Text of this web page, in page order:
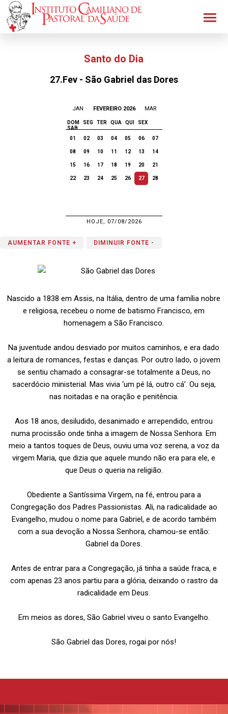
Santo do Dia
27.Fev - São Gabriel das Dores
JAN FEVEREIRO 2026 MAR
DOM SEG TER QUA QUI
SEX
SAB
01
02 03 04 05 06 07
08 09 10 11 12 13 14
15 16 17 18 19 20 21
22 23 24 25 26 27 28
HOJE, 07/08/2026
AUMENTAR FONTE + DIMINUIR FONTE -
Nascido a 1838 em Assis, na Itália, dentro de uma família nobre
e religiosa, recebeu o nome de batismo Francisco, em
homenagem a São Francisco.
Na juventude andou desviado por muitos caminhos, e era dado
a leitura de romances, festas e danças. Por outro lado, o jovem
se sentiu chamado a consagrar-se totalmente a Deus, no
sacerdócio ministerial. Mas vivia ‘um pé lá, outro cá’. Ou seja,
nas noitadas e na oração e penitência.
Aos 18 anos, desiludido, desanimado e arrependido, entrou
numa procissão onde tinha a imagem de Nossa Senhora. Em
meio a tantos toques de Deus, ouviu uma voz serena, a voz da
virgem Maria, que dizia que aquele mundo não era para ele, e
que Deus o queria na religião.
Obediente a Santíssima Virgem, na fé, entrou para a
Congregação dos Padres Passionistas. Ali, na radicalidade ao
Evangelho, mudou o nome para Gabriel, e de acordo também
com a sua devoção a Nossa Senhora, chamou-se então:
Gabriel da Dores.
Antes de entrar para a Congregação, já tinha a saúde fraca, e
com apenas 23 anos partiu para a glória, deixando o rastro da
radicalidade em Deus.
Em meios as dores, São Gabriel viveu o santo Evangelho.
São Gabriel das Dores, rogai por nós!